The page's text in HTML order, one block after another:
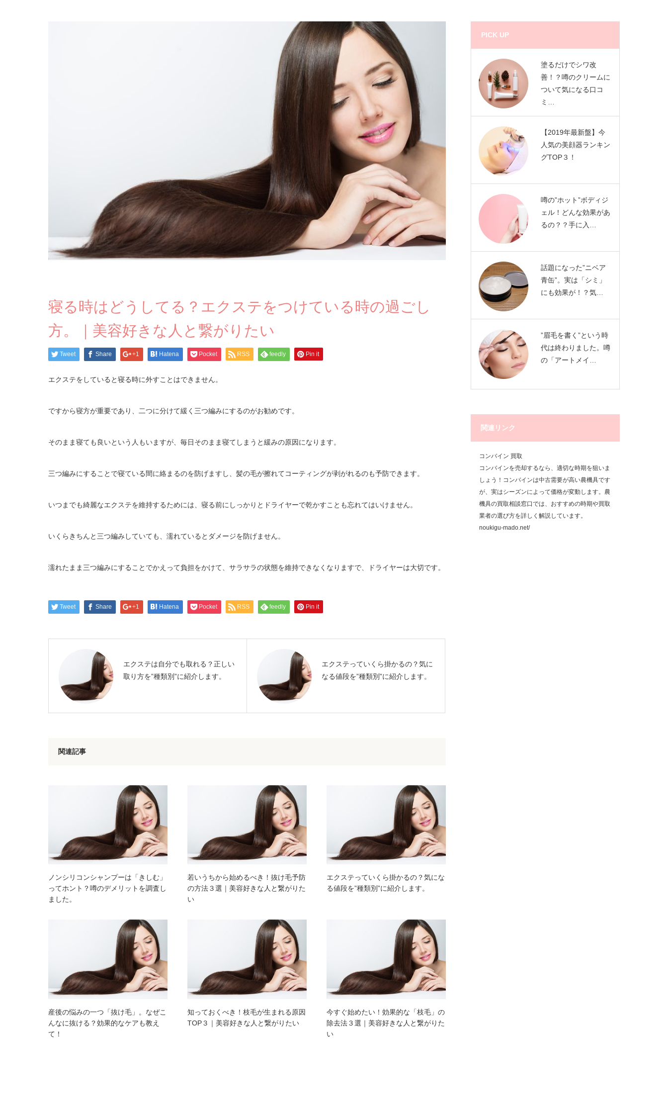
寝る時はどうしてる？エクステをつけている時の過ごし
方。｜美容好きな人と繋がりたい
Tweet Share +1 Hatena Pocket RSS feedly Pin it
エクステをしていると寝る時に外すことはできません。
ですから寝方が重要であり、二つに分けて緩く三つ編みにするのがお勧めです。
そのまま寝ても良いという人もいますが、毎日そのまま寝てしまうと緩みの原因になります。
三つ編みにすることで寝ている間に絡まるのを防げますし、髪の毛が擦れてコーティングが剥がれるのも予防できます。
いつまでも綺麗なエクステを維持するためには、寝る前にしっかりとドライヤーで乾かすことも忘れてはいけません。
いくらきちんと三つ編みしていても、濡れているとダメージを防げません。
濡れたまま三つ編みにすることでかえって負担をかけて、サラサラの状態を維持できなくなりますで、ドライヤーは大切です。
Tweet Share +1 Hatena Pocket RSS feedly Pin it
エクステは自分でも取れる？正しい
取り方を”種類別”に紹介します。
エクステっていくら掛かるの？気に
なる値段を”種類別”に紹介します。
関連記事
ノンシリコンシャンプーは「きしむ」
ってホント？噂のデメリットを調査し
ました。
若いうちから始めるべき！抜け毛予防
の方法３選｜美容好きな人と繋がりた
い
エクステっていくら掛かるの？気にな
る値段を”種類別”に紹介します。
産後の悩みの一つ「抜け毛」。なぜこ
んなに抜ける？効果的なケアも教え
て！
知っておくべき！枝毛が生まれる原因
TOP３｜美容好きな人と繋がりたい
今すぐ始めたい！効果的な「枝毛」の
除去法３選｜美容好きな人と繋がりた
い
PICK UP
塗るだけでシワ改
善！？噂のクリームに
ついて気になる口コ
ミ…
【2019年最新盤】今
人気の美顔器ランキン
グTOP３！
噂の”ホット”ボディジ
ェル！どんな効果があ
るの？？手に入…
話題になった”ニベア
青缶”。実は「シミ」
にも効果が！？気…
”眉毛を書く”という時
代は終わりました。噂
の「アートメイ…
関連リンク
コンバイン 買取
コンバインを売却するなら、適切な時期を狙いま
しょう！コンバインは中古需要が高い農機具です
が、実はシーズンによって価格が変動します。農
機具の買取相談窓口では、おすすめの時期や買取
業者の選び方を詳しく解説しています。
noukigu-mado.net/